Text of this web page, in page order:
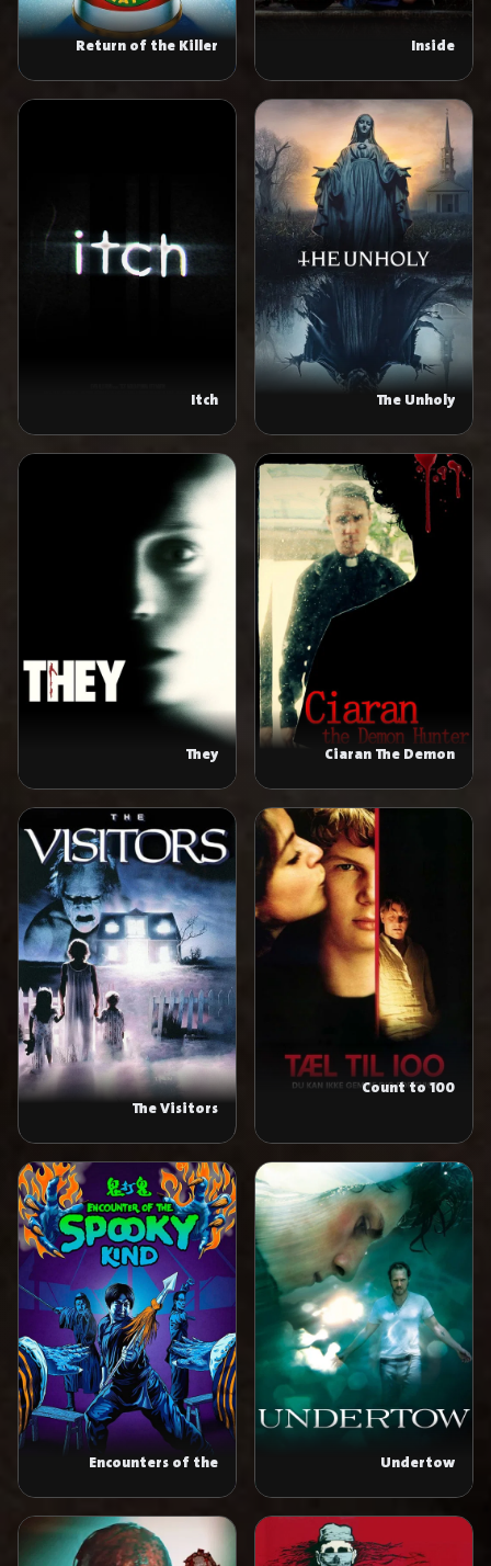
Inside
Return of the Killer
The Unholy
Itch
Ciaran The Demon
They
Count to 100
The Visitors
Undertow
Encounters of the